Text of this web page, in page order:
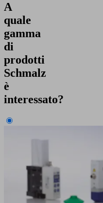
A
quale
gamma
di
prodotti
Schmalz
è
interessato?